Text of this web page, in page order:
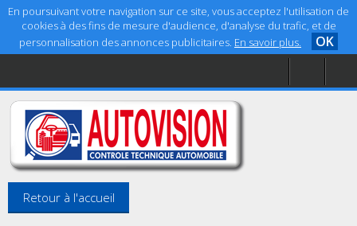
En poursuivant votre navigation sur ce site, vous acceptez l'utilisation de
cookies à des fins de mesure d'audience, d'analyse du trafic, et de
personnalisation des annonces publicitaires. En savoir plus. OK
Accueil
Aide
Mentions légales
Retour à l'accueil